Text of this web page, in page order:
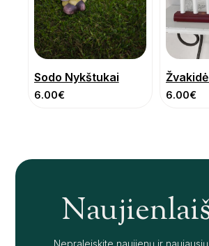
Sodo Nykštukai
6.00€
Žvakidė
6.00€
Nepraleiskite naujienų ir